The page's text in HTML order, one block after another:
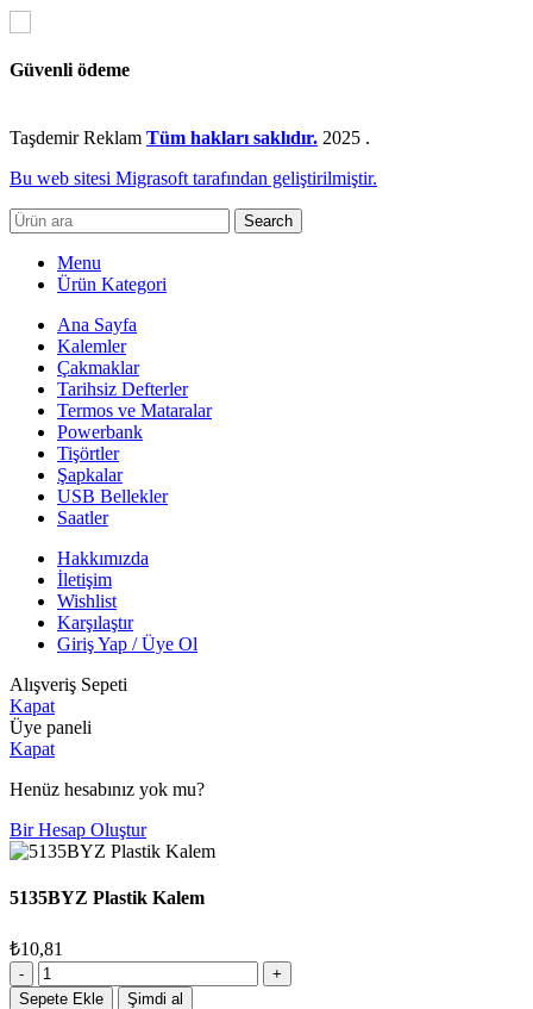
Güvenli ödeme
Taşdemir Reklam Tüm hakları saklıdır. 2025 .
Bu web sitesi Migrasoft tarafından geliştirilmiştir.
Search
Menu
Ürün Kategori
Ana Sayfa
Kalemler
Çakmaklar
Tarihsiz Defterler
Termos ve Mataralar
Powerbank
Tişörtler
Şapkalar
USB Bellekler
Saatler
Hakkımızda
İletişim
Wishlist
Karşılaştır
Giriş Yap / Üye Ol
Alışveriş Sepeti
Kapat
Üye paneli
Kapat
Henüz hesabınız yok mu?
Bir Hesap Oluştur
5135BYZ Plastik Kalem
₺10,81
5135BYZ
Plastik
Sepete Ekle Şimdi al